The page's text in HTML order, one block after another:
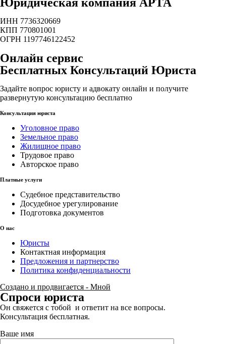
Юридическая компания АРТА
ИНН 7736320669
КПП 770801001
ОГРН 1197746122452
Онлайн сервис
Бесплатных Консультаций Юриста
Задайте вопрос юристу и адвокату онлайн и получите
развернутую консультацию бесплатно
Консультация юриста
Уголовное право
Земельное право
Жилищное право
Трудовое право
Авторское право
Платные услуги
Судебное представительство
Досудебное урегулирование
Подготовка документов
О нас
Юристы
Контактная информация
Предложения и партнерство
Политика конфиденциальности
Создано и продвигается - Мной
Спроси юриста
Он свяжется с тобой и ответит на все вопросы.
Консультация бесплатная.
Ваше имя